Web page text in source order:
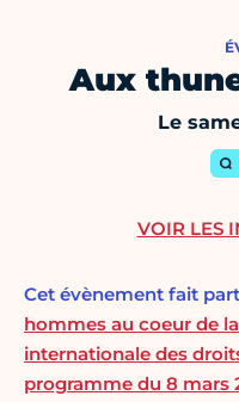
Aux
Le
Cet évènement fait
hommes au coeur de
internationale des
programme du 8 mars
VOIR LES